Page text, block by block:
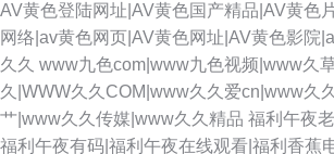
AV黄色登陆网址|AV黄色国产精品|AV黄色
网络|av黄色网页|AV黄色网址|AV黄色影院
久久 www九色com|www九色视频|www久
久|WWW久久COM|www久久爱cn|www久
艹|www久久传媒|www久久精品 福利午夜
福利午夜有码|福利午夜在线观看|福利香蕉